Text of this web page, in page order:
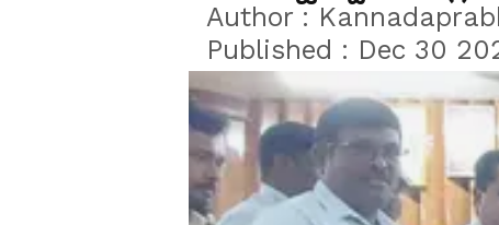
Author :
Published : Dec 30